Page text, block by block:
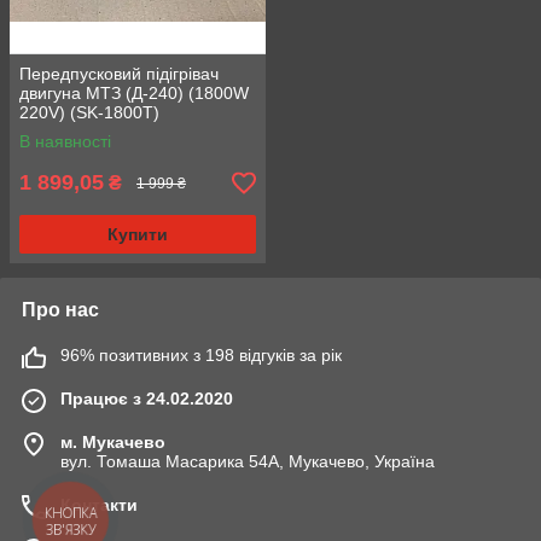
Передпусковий підігрівач
двигуна МТЗ (Д-240) (1800W
220V) (SK-1800T)
В наявності
1 899,05 ₴ 1 999 ₴
Купити
Про нас
96% позитивних з 198 відгуків за рік
Працює з 24.02.2020
м. Мукачево
вул. Томаша Масарика 54А, Мукачево, Україна
Контакти
КНОПКА
ЗВ'ЯЗКУ